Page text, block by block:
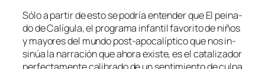
Sólo a par­tir de es­to se po­dría en­ten­der queEl pei­na­
do de Calígula, el pro­gra­ma in­fan­til fa­vo­ri­to de ni­ños
y ma­yo­res del mun­do post-apocalíptico que nos in­
si­núa la na­rra­ción que aho­ra exis­te, es el ca­ta­li­za­dor